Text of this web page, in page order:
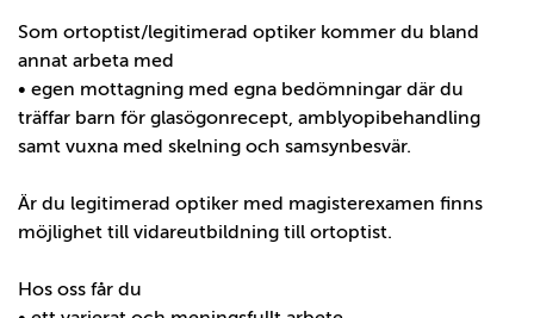
Som ortoptist/legitimerad optiker kommer du bland
annat arbeta med
• egen mottagning med egna bedömningar där du
träffar barn för glasögonrecept, amblyopibehandling
samt vuxna med skelning och samsynbesvär.
Är du legitimerad optiker med magisterexamen finns
möjlighet till vidareutbildning till ortoptist.
Hos oss får du